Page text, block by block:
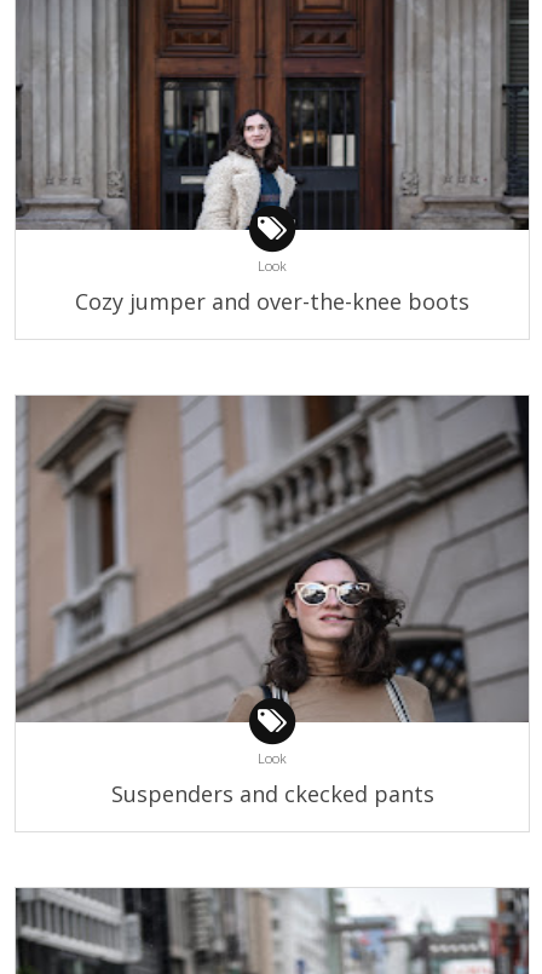
Look
Cozy jumper and over-the-knee boots
Look
Suspenders and ckecked pants